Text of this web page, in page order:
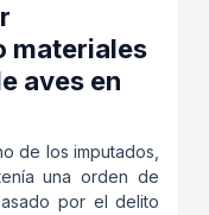
materiales
aves en
de los imputados,
una orden de
por el delito